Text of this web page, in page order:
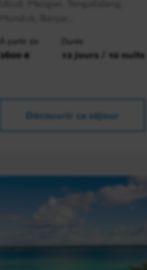
À partir de
2600 €
Durée
12 jours / 10 nuits
Découvrir ce séjour